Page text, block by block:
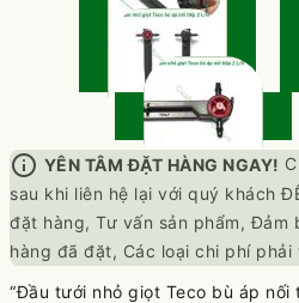
info YÊN TÂM ĐẶT HÀNG NGAY!
sau khi liên hệ lại với quý khách
đặt hàng, Tư vấn sản phẩm, Đảm
hàng đã đặt, Các loại chi phí phải
Đầu tưới nhỏ giọt Teco bù áp nối